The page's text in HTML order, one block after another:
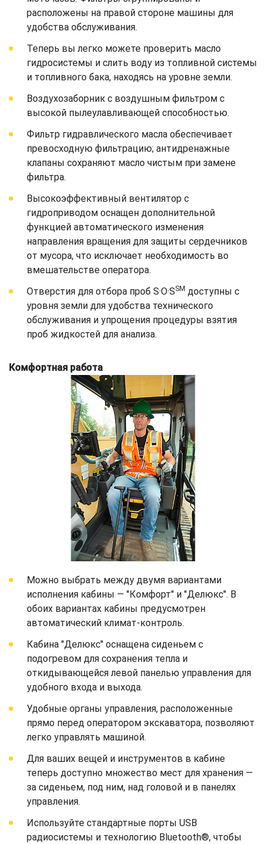
расположены на правой стороне машины для
удобства обслуживания.
Теперь вы легко можете проверить масло
гидросистемы и слить воду из топливной системы
и топливного бака, находясь на уровне земли.
Воздухозаборник с воздушным фильтром с
высокой пылеулавливающей способностью.
Фильтр гидравлического масла обеспечивает
превосходную фильтрацию; антидренажные
клапаны сохраняют масло чистым при замене
фильтра.
Высокоэффективный вентилятор с
гидроприводом оснащен дополнительной
функцией автоматического изменения
направления вращения для защиты сердечников
от мусора, что исключает необходимость во
вмешательстве оператора.
Отверстия для отбора проб S·O·SSM доступны с
уровня земли для удобства технического
обслуживания и упрощения процедуры взятия
проб жидкостей для анализа.
Комфортная работа
Можно выбрать между двумя вариантами
исполнения кабины — "Комфорт" и "Делюкс". В
обоих вариантах кабины предусмотрен
автоматический климат-контроль.
Кабина "Делюкс" оснащена сиденьем с
подогревом для сохранения тепла и
откидывающейся левой панелью управления для
удобного входа и выхода.
Удобные органы управления, расположенные
прямо перед оператором экскаватора, позволяют
легко управлять машиной.
Для ваших вещей и инструментов в кабине
теперь доступно множество мест для хранения —
за сиденьем, под ним, над головой и в панелях
управления.
Используйте стандартные порты USB
радиосистемы и технологию Bluetooth®, чтобы